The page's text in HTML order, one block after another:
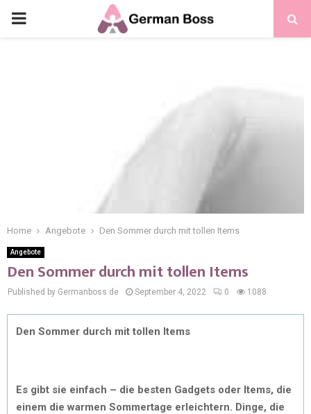
Home Angebote Den Sommer durch mit tollen Items
Angebote
Den Sommer durch mit tollen Items
Published by Germanboss.de September 4, 2022 0 1088
Den Sommer durch mit tollen Items
Es gibt sie einfach – die besten Gadgets oder Items, die
einem die warmen Sommertage erleichtern. Dinge, die